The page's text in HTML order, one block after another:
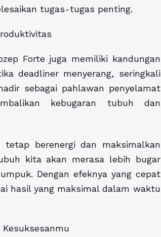
tugas-tugas penting.
Forte juga memiliki kandungan
deadliner menyerang, seringkali
sebagai pahlawan penyelamat
kebugaran tubuh dan
berenergi dan maksimalkan
kita akan merasa lebih bugar
Dengan efeknya yang cepat
hasil yang maksimal dalam waktu